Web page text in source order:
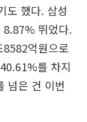
도 했다. 삼성
8.87% 뛰었다.
억원으로
를 차지
넘은 건 이번